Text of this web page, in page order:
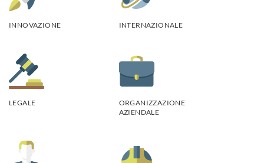
INNOVAZIONE INTERNAZIONALE
LEGALE
ORGANIZZAZIONE
AZIENDALE